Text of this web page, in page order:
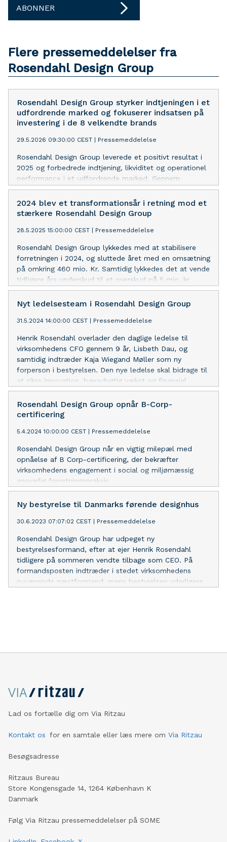
ABONNER
Flere pressemeddelelser fra
Rosendahl Design Group
Rosendahl Design Group styrker indtjeningen i et
udfordrende marked og fokuserer indsatsen på
investering i de 8 velkendte brands
29.5.2026 09:30:00 CEST | Pressemeddelelse
Rosendahl Design Group leverede et positivt resultat i
2025 og forbedrede indtjening, likviditet og operationel
performance i et udfordrende marked. Gennem
disciplineret prioritering og risikostyring i et komplekst
globalt marked styrkede koncernen sine finansielle
nøgletal og skabte grundlag for øgede investeringer i
tværs af koncernens otte designbrands.
2024 blev et transformationsår i retning mod et
stærkere Rosendahl Design Group
28.5.2025 15:00:00 CEST | Pressemeddelelse
Rosendahl Design Group lykkedes med at stabilisere
forretningen i 2024, og sluttede året med en omsætning
på omkring 460 mio. Kr. Samtidig lykkedes det at vende
tidligere års underskud til et overskud på 5 mio. kr.
Nøgletallene for gearing, lager og gæld blev væsentligt
forbedret. Fokus har været og er fortsat på at udvikle
forretning med stærke brands.
Nyt ledelsesteam i Rosendahl Design Group
31.5.2024 14:00:00 CEST | Pressemeddelelse
Henrik Rosendahl overlader den daglige ledelse til
virksomhedens CFO gennem 9 år, Lisbeth Dau, og
samtidig indtræder Kaja Wiegand Møller som ny
forperson i bestyrelsen. Den nye ledelse skal bidrage til
at sikre innovation, bæredygtig vækst og finansiel
stabilitet efter et hårdt år
Rosendahl Design Group opnår B-Corp-
certificering
5.4.2024 10:00:00 CEST | Pressemeddelelse
Rosendahl Design Group når en vigtig milepæl med
opnåelse af B Corp-certificering, der bekræfter
virksomhedens engagement i social og miljømæssig
ansvarlig forretningspraksis.
Ny bestyrelse til Danmarks førende designhus
30.6.2023 07:07:02 CEST | Pressemeddelelse
Rosendahl Design Group har udpeget ny
bestyrelsesformand, efter at ejer Henrik Rosendahl
tidligere på sommeren vendte tilbage som CEO. På
formandsposten indtræder i stedet virksomhedens
nuværende næstformand, mens bestyrelsen yderligere
Lad os fortælle dig om Via Ritzau
Kontakt os for en samtale eller læs mere om Via Ritzau
Besøgsadresse
Ritzaus Bureau
Store Kongensgade 14, 1264 København K
Danmark
Følg Via Ritzau pressemeddelelser på SOME